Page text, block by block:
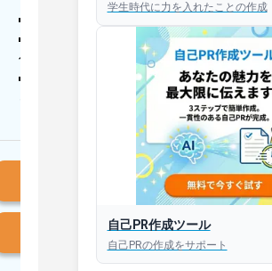
30秒以内にあなたのESを添削
30秒以内にあなただけのESを
作成
AIと対話して面接練習ができ
iOS版はこちら
Android版はこちら
学生時代に力を入れたことの作成
自己PR作成ツール
自己PRの作成をサポート